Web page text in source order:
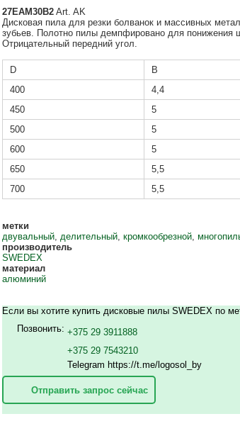
27EAM30B2 Art. AK
Дисковая пила для резки болванок и массивных
зубьев. Полотно пилы демпфировано для понижения
Отрицательный передний угол.
D B
400
4,4
450
5
500
5
600
5
650
5,5
700
5,5
метки
двувальный, делительный, кромкообрезной,
производитель
SWEDEX
материал
алюминий
Если вы хотите купить дисковые пилы SWEDEX по
Позвонить: +375 29 3911888
+375 29 7543210
Telegram https://t.me/logosol_by
Отправить запрос сейчас